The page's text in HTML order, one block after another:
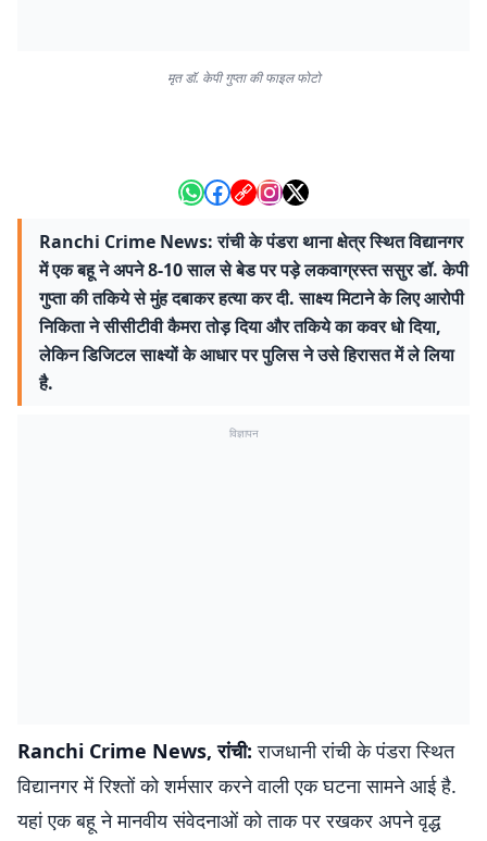
मृत डॉ. केपी गुप्ता की फाइल फोटो
Ranchi Crime News: रांची के पंडरा थाना क्षेत्र स्थित विद्यानगर
में एक बहू ने अपने 8-10 साल से बेड पर पड़े लकवाग्रस्त ससुर डॉ. केपी
गुप्ता की तकिये से मुंह दबाकर हत्या कर दी. साक्ष्य मिटाने के लिए आरोपी
निकिता ने सीसीटीवी कैमरा तोड़ दिया और तकिये का कवर धो दिया,
लेकिन डिजिटल साक्ष्यों के आधार पर पुलिस ने उसे हिरासत में ले लिया
है.
विज्ञापन
Ranchi Crime News, रांची: राजधानी रांची के पंडरा स्थित
विद्यानगर में रिश्तों को शर्मसार करने वाली एक घटना सामने आई है.
यहां एक बहू ने मानवीय संवेदनाओं को ताक पर रखकर अपने वृद्ध